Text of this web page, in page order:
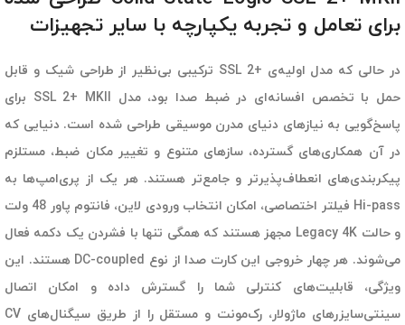
برای تعامل و تجربه یکپارچه با سایر تجهیزات
در حالی که مدل اولیه‌ی +SSL 2 ترکیبی بی‌نظیر از طراحی شیک و قابل
حمل با تخصص افسانه‌ای در ضبط صدا بود، مدل SSL 2+ MKII برای
پاسخ‌گویی به نیازهای دنیای مدرن موسیقی طراحی شده است. دنیایی که
در آن همکاری‌های گسترده، سازهای متنوع و تغییر مکان ضبط، مستلزم
پیکربندی‌های انعطاف‌پذیرتر و جامع‌تر هستند. هر یک از پری‌امپ‌ها به
Hi-pass فیلتر اختصاصی، امکان انتخاب ورودی لاین، فانتوم پاور 48 ولت
و حالت Legacy 4K مجهز هستند که همگی تنها با فشردن یک دکمه فعال
می‌شوند. هر چهار خروجی این کارت صدا از نوع DC-coupled هستند. این
ویژگی، قابلیت‌های کنترلی شما را گسترش داده و امکان اتصال
سینتی‌سایزرهای ماژولار، رک‌مونت و مستقل را از طریق سیگنال‌های CV